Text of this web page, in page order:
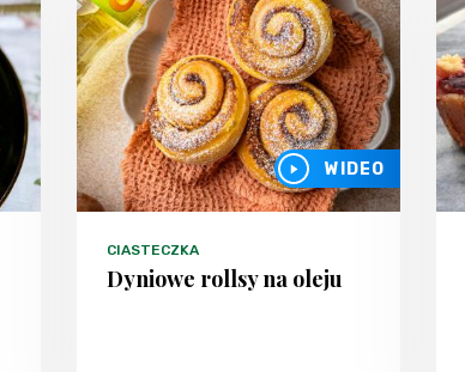
WIDEO
CIASTECZKA
Dyniowe rollsy na oleju